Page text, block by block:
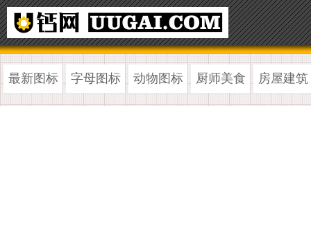
最新图标 字母图标 动物图标 厨师美食 房屋建筑